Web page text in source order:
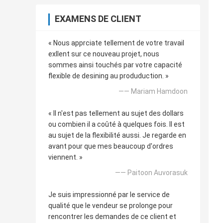
EXAMENS DE CLIENT
« Nous apprciate tellement de votre travail
exllent sur ce nouveau projet, nous
sommes ainsi touchés par votre capacité
flexible de desining au produduction. »
—— Mariam Hamdoon
« Il n'est pas tellement au sujet des dollars
ou combien il a coûté à quelques fois. Il est
au sujet de la flexibilité aussi. Je regarde en
avant pour que mes beaucoup d'ordres
viennent. »
—— Paitoon Auvorasuk
Je suis impressionné par le service de
qualité que le vendeur se prolonge pour
rencontrer les demandes de ce client et